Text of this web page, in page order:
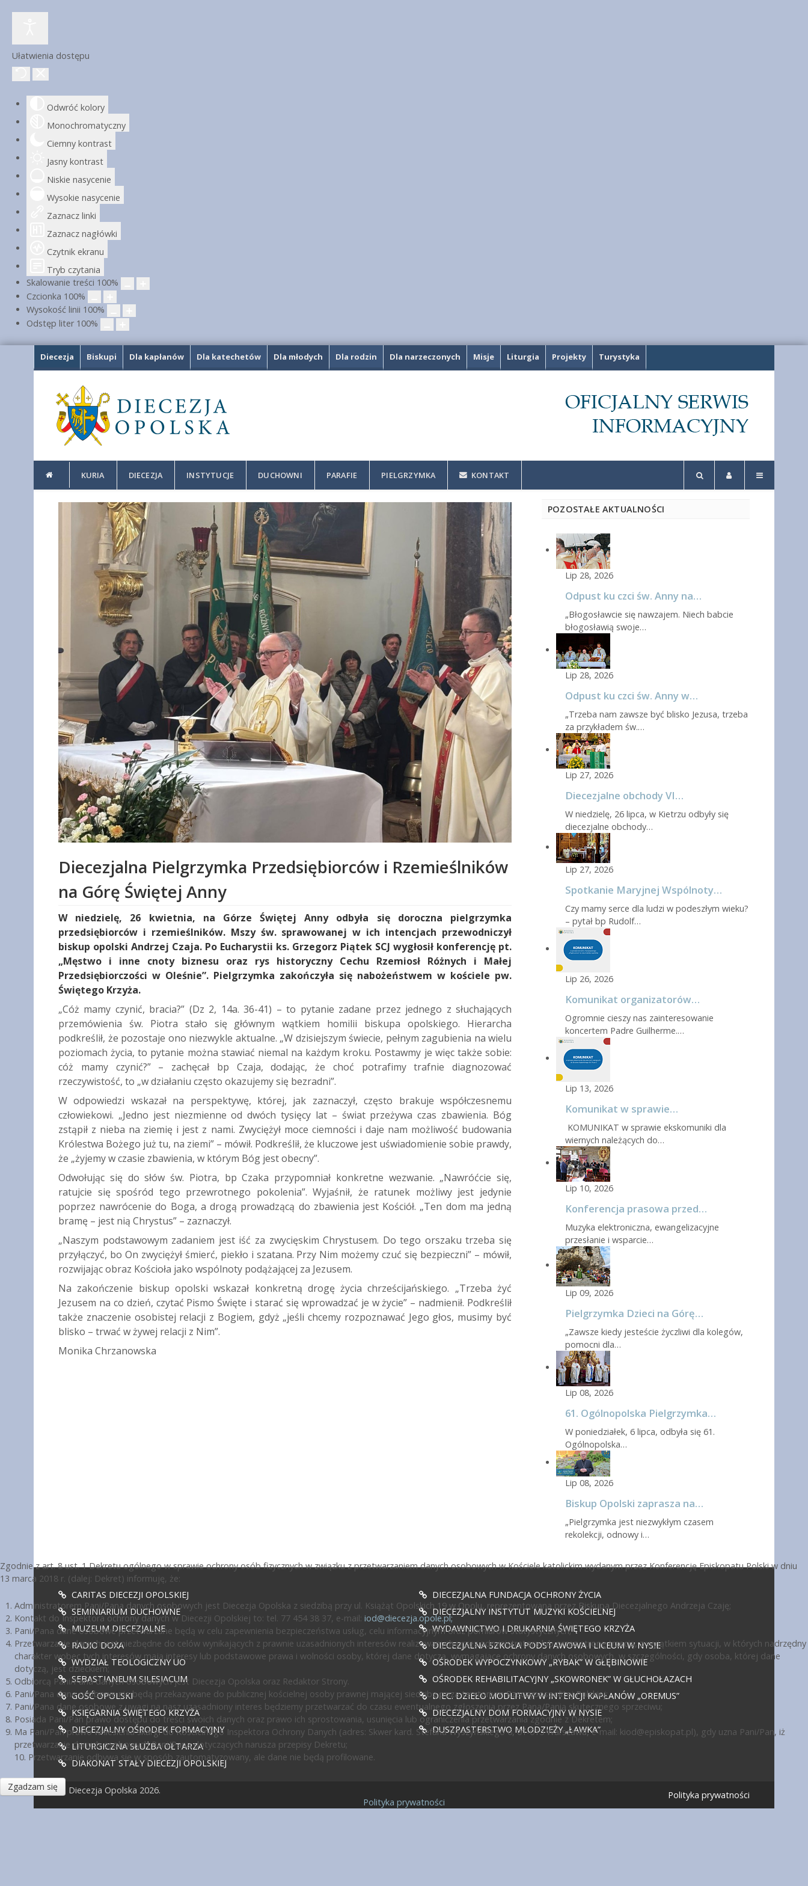
Ułatwienia dostępu
Odwróć kolory
Monochromatyczny
Ciemny kontrast
Jasny kontrast
Niskie nasycenie
Wysokie nasycenie
Zaznacz linki
Zaznacz nagłówki
Czytnik ekranu
Tryb czytania
Skalowanie treści 100%
Czcionka 100%
Wysokość linii 100%
Odstęp liter 100%
Diecezja Biskupi Dla kapłanów Dla katechetów Dla młodych Dla rodzin Dla narzeczonych Misje Liturgia Projekty Turystyka
KURIA DIECEZJA INSTYTUCJE DUCHOWNI PARAFIE PIELGRZYMKA KONTAKT
Diecezjalna Pielgrzymka Przedsiębiorców i Rzemieślników
na Górę Świętej Anny
W niedzielę, 26 kwietnia, na Górze Świętej Anny odbyła się doroczna pielgrzymka
przedsiębiorców i rzemieślników. Mszy św. sprawowanej w ich intencjach przewodniczył
biskup opolski Andrzej Czaja. Po Eucharystii ks. Grzegorz Piątek SCJ wygłosił konferencję pt.
„Męstwo i inne cnoty biznesu oraz rys historyczny Cechu Rzemiosł Różnych i Małej
Przedsiębiorczości w Oleśnie”. Pielgrzymka zakończyła się nabożeństwem w kościele pw.
Świętego Krzyża.
„Cóż mamy czynić, bracia?” (Dz 2, 14a. 36-41) – to pytanie zadane przez jednego z słuchających
przemówienia św. Piotra stało się głównym wątkiem homilii biskupa opolskiego. Hierarcha
podkreślił, że pozostaje ono niezwykle aktualne. „W dzisiejszym świecie, pełnym zagubienia na wielu
poziomach życia, to pytanie można stawiać niemal na każdym kroku. Postawmy je więc także sobie:
cóż mamy czynić?” – zachęcał bp Czaja, dodając, że choć potrafimy trafnie diagnozować
rzeczywistość, to „w działaniu często okazujemy się bezradni”.
W odpowiedzi wskazał na perspektywę, której, jak zaznaczył, często brakuje współczesnemu
człowiekowi. „Jedno jest niezmienne od dwóch tysięcy lat – świat przeżywa czas zbawienia. Bóg
zstąpił z nieba na ziemię i jest z nami. Zwyciężył moce ciemności i daje nam możliwość budowania
Królestwa Bożego już tu, na ziemi” – mówił. Podkreślił, że kluczowe jest uświadomienie sobie prawdy,
że „żyjemy w czasie zbawienia, w którym Bóg jest obecny”.
Odwołując się do słów św. Piotra, bp Czaka przypomniał konkretne wezwanie. „Nawróćcie się,
ratujcie się spośród tego przewrotnego pokolenia”. Wyjaśnił, że ratunek możliwy jest jedynie
poprzez nawrócenie do Boga, a drogą prowadzącą do zbawienia jest Kościół. „Ten dom ma jedną
bramę – jest nią Chrystus” – zaznaczył.
„Naszym podstawowym zadaniem jest iść za zwycięskim Chrystusem. Do tego orszaku trzeba się
przyłączyć, bo On zwyciężył śmierć, piekło i szatana. Przy Nim możemy czuć się bezpieczni” – mówił,
rozwijając obraz Kościoła jako wspólnoty podążającej za Jezusem.
Na zakończenie biskup opolski wskazał konkretną drogę życia chrześcijańskiego. „Trzeba żyć
Jezusem na co dzień, czytać Pismo Święte i starać się wprowadzać je w życie” – nadmienił. Podkreślił
także znaczenie osobistej relacji z Bogiem, gdyż „jeśli chcemy rozpoznawać Jego głos, musimy być
blisko – trwać w żywej relacji z Nim”.
Monika Chrzanowska
POZOSTAŁE AKTUALNOŚCI
Lip 28, 2026
Odpust ku czci św. Anny na…
„Błogosławcie się nawzajem. Niech babcie
błogosławią swoje…
Lip 28, 2026
Odpust ku czci św. Anny w…
„Trzeba nam zawsze być blisko Jezusa, trzeba
za przykładem św.…
Lip 27, 2026
Diecezjalne obchody VI…
W niedzielę, 26 lipca, w Kietrzu odbyły się
diecezjalne obchody…
Lip 27, 2026
Spotkanie Maryjnej Wspólnoty…
Czy mamy serce dla ludzi w podeszłym wieku?
– pytał bp Rudolf…
Lip 26, 2026
Komunikat organizatorów…
Ogromnie cieszy nas zainteresowanie
koncertem Padre Guilherme.…
Lip 13, 2026
Komunikat w sprawie…
KOMUNIKAT w sprawie ekskomuniki dla
wiernych należących do…
Lip 10, 2026
Konferencja prasowa przed…
Muzyka elektroniczna, ewangelizacyjne
przesłanie i wsparcie…
Lip 09, 2026
Pielgrzymka Dzieci na Górę…
„Zawsze kiedy jesteście życzliwi dla kolegów,
pomocni dla…
Lip 08, 2026
61. Ogólnopolska Pielgrzymka…
W poniedziałek, 6 lipca, odbyła się 61.
Ogólnopolska…
Lip 08, 2026
Biskup Opolski zaprasza na…
„Pielgrzymka jest niezwykłym czasem
rekolekcji, odnowy i…
CARITAS DIECEZJI OPOLSKIEJ
SEMINIARIUM DUCHOWNE
MUZEUM DIECEZJALNE
RADIO DOXA
WYDZIAŁ TEOLOGICZNY UO
SEBASTIANEUM SILESIACUM
GOŚĆ OPOLSKI
KSIĘGARNIA ŚWIĘTEGO KRZYŻA
DIECEZJALNY OŚRODEK FORMACYJNY
LITURGICZNA SŁUŻBA OŁTARZA
DIAKONAT STAŁY DIECEZJI OPOLSKIEJ
DIECEZJALNA FUNDACJA OCHRONY ŻYCIA
DIECEZJALNY INSTYTUT MUZYKI KOŚCIELNEJ
WYDAWNICTWO I DRUKARNIA ŚWIĘTEGO KRZYŻA
DIECEZJALNA SZKOŁA PODSTAWOWA I LICEUM W NYSIE
OŚRODEK WYPOCZYNKOWY „RYBAK” W GŁĘBINOWIE
OŚRODEK REHABILITACYJNY „SKOWRONEK” W GŁUCHOŁAZACH
DIEC. DZIEŁO MODLITWY W INTENCJI KAPŁANÓW „OREMUS”
DIECEZJALNY DOM FORMACYJNY W NYSIE
DUSZPASTERSTWO MŁODZIEŻY „ŁAWKA”
© Diecezja Opolska 2026. Polityka prywatności
Zgodnie z art. 8 ust. 1 Dekretu ogólnego w sprawie ochrony osób fizycznych w związku z przetwarzaniem danych osobowych w Kościele katolickim wydanym przez Konferencję Episkopatu Polski w dniu
13 marca 2018 r. (dalej: Dekret) informuję, że:
Administratorem Pani/Pana danych osobowych jest Diecezja Opolska z siedzibą przy ul. Książąt Opolskich 19 w Opolu, reprezentowana przez Biskupa Diecezjalnego Andrzeja Czaję;
Kontakt do Inspektora ochrony danych w Diecezji Opolskiej to: tel. 77 454 38 37, e-mail: iod@diecezja.opole.pl;
Pani/Pana dane osobowe przetwarzane będą w celu zapewnienia bezpieczeństwa usług, celu informacyjnym oraz pomiarów statystycznych;
Przetwarzanie danych jest niezbędne do celów wynikających z prawnie uzasadnionych interesów realizowanych przez administratora lub przez stronę trzecią, z wyjątkiem sytuacji, w których nadrzędny
charakter wobec tych interesów mają interesy lub podstawowe prawa i wolności osoby, której dane dotyczą, wymagające ochrony danych osobowych, w szczególności, gdy osoba, której dane
dotyczą, jest dzieckiem;
Odbiorcą Pani/Pana danych osobowych jest Diecezja Opolska oraz Redaktor Strony.
Pani/Pana dane osobowe nie będą przekazywane do publicznej kościelnej osoby prawnej mającej siedzibę poza terytorium Rzeczypospolitej Polskiej;
Pani/Pana dane osobowe z uwagi na nasz uzasadniony interes będziemy przetwarzać do czasu ewentualnego zgłoszenia przez Pana/Panią skutecznego sprzeciwu;
Posiada Pani/Pan prawo dostępu do treści swoich danych oraz prawo ich sprostowania, usunięcia lub ograniczenia przetwarzania zgodnie z Dekretem;
Ma Pani/Pan prawo wniesienia skargi do Kościelnego Inspektora Ochrony Danych (adres: Skwer kard. Stefana Wyszyńskiego 6, 01-015 Warszawa, e-mail: kiod@episkopat.pl), gdy uzna Pani/Pan, iż
przetwarzanie danych osobowych Pani/Pana dotyczących narusza przepisy Dekretu;
10. Przetwarzanie odbywa się w sposób zautomatyzowany, ale dane nie będą profilowane.
Zgadzam się
Polityka prywatności